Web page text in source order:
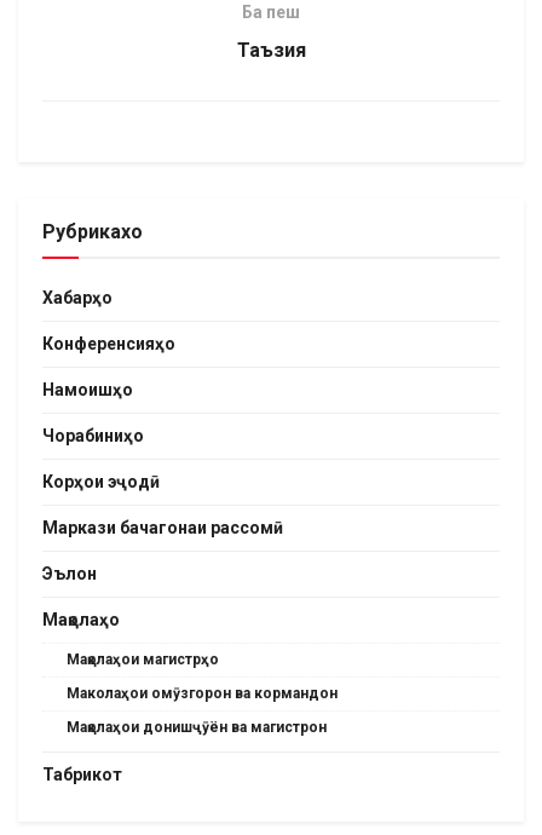
Ба пеш
Таъзия
Рубрикахо
Хабарҳо
Конференсияҳо
Намоишҳо
Чорабиниҳо
Корҳои эҷодӣ
Маркази бачагонаи рассомӣ
Эълон
Мақолаҳо
Мақолаҳои магистрҳо
Маколаҳои омӯзгорон ва кормандон
Мақолаҳои донишҷӯён ва магистрон
Табрикот